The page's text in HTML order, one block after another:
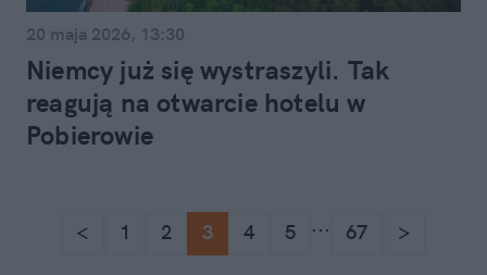
20 maja 2026, 13:30
Niemcy już się wystraszyli. Tak
reagują na otwarcie hotelu w
Pobierowie
< 1 2 3 4 5 ... 67 >